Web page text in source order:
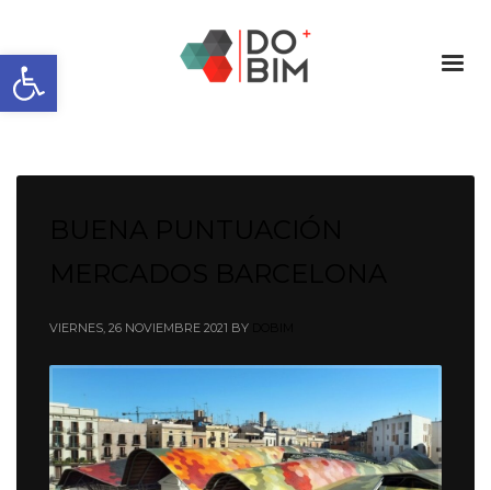
Abrir barra de herramientas
VIERNES, 26 NOVIEMBRE 2021 BY